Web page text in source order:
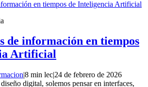
de información en tiempos
Artificial
|8 min lec|24 de febrero de 2026
digital, solemos pensar en interfaces,